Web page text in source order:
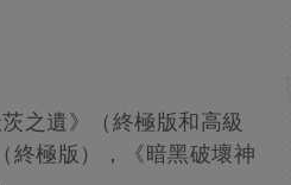
之遺》（終極版和高級
終極版），《暗黑破壞神